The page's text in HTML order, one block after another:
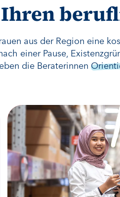
aus der Region eine
einer Pause,
die Beraterinnen